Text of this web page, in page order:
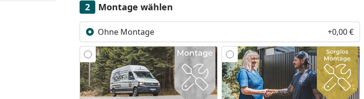
Montage wählen
Ohne Montage +0,00 €